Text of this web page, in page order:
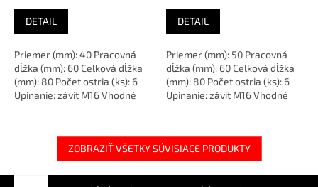
DETAIL
Priemer (mm): 40 Pracovná
dĺžka (mm): 60 Celková dĺžka
(mm): 80 Počet ostria (ks): 6
Upínanie: závit M16 Vhodné
DETAIL
Priemer (mm): 50 Pracovná
dĺžka (mm): 60 Celková dĺžka
(mm): 80 Počet ostria (ks): 6
Upínanie: závit M16 Vhodné
ZOBRAZIŤ VŠETKY SÚVISIACE PRODUKTY